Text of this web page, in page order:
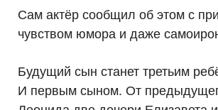
Сам актёр сообщил об этом с
чувством юмора и даже
Будущий сын станет третьим
И первым сыном. От